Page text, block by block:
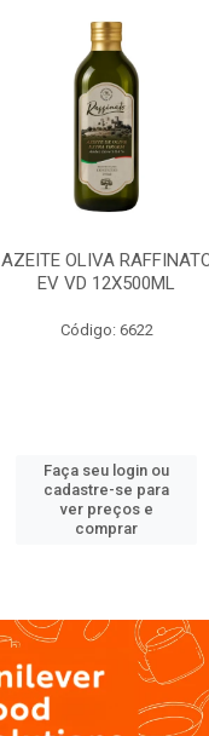
AZEITE OLIVA
EV VD 12X500ML
Código: 6622
Faça seu login ou
cadastre-se para
ver preços e
comprar